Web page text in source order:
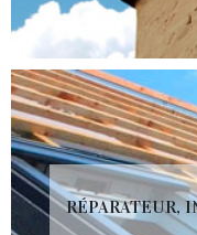
RÉPARATEUR,